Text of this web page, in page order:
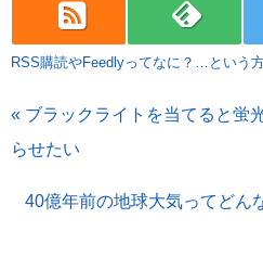
rss feedly
RSS購読やFeedlyってなに？…という
« ブラックライトを当てると蛍
らせたい
40億年前の地球大気ってどん